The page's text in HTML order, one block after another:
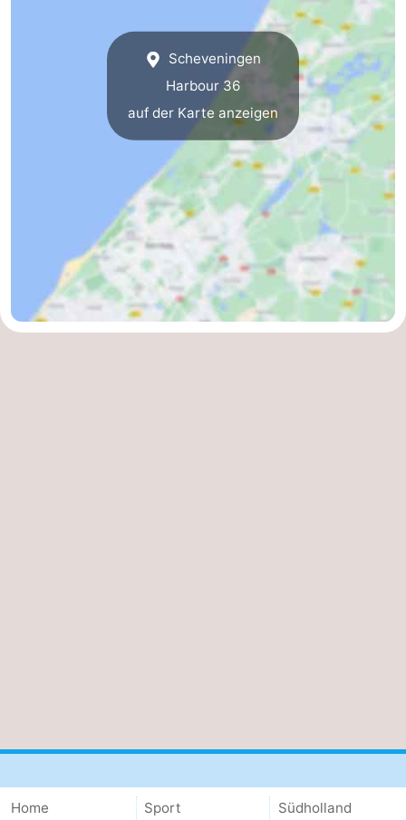
Scheveningen
Harbour 36
auf der Karte anzeigen
Home
Sport
Südholland